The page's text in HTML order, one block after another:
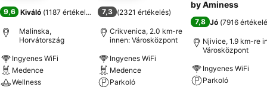
9,6 Kiváló (1187 értékelés
Malinska,
Horvátország
Ingyenes WiFi
Medence
Wellness
7,3 (2321 értékelés)
Crikvenica, 2.0 km-re
innen: Városközpont
Ingyenes WiFi
Medence
Parkoló
by Aminess
7,8 Jó (7916
Njivice, 1.9 km-re
Városközpont
Ingyenes WiFi
Parkoló